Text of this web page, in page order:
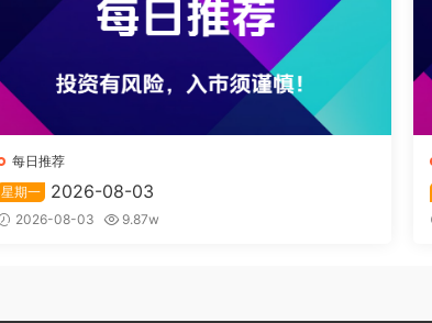
每日推荐
星期一
2026-08-03
2026-08-03 9.87w